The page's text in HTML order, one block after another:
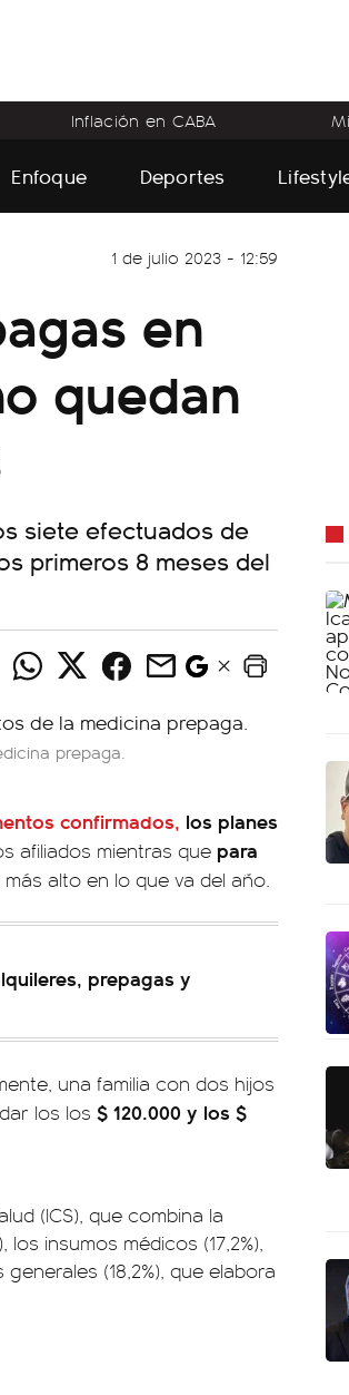
Inflación en CABA
Enfoque Deportes
1 de julio 2023 - 12:59
en
quedan
siete efectuados de
primeros 8 meses del
prepaga.
confirmados, los planes
afiliados mientras que para
alto en lo que va del año.
prepagas y
una familia con dos hijos
los los $ 120.000 y los $
(ICS), que combina la
insumos médicos (17,2%),
(18,2%), que elabora